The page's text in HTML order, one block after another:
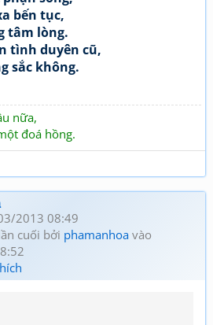
bến tục,
tâm lòng.
tình duyên cũ,
sắc không.
nữa,
đoá hồng.
2013 08:49
cuối bởi phamanhoa vào